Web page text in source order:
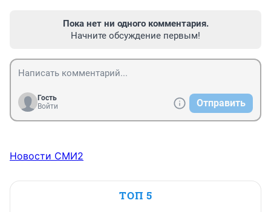
Пока нет ни одного комментария.
Начните обсуждение первым!
Гость
Войти
Отправить
Новости СМИ2
ТОП 5